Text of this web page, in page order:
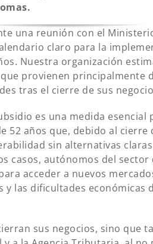
una reunión con el
claro para la
Nuestra organización
provienen principalmente
tras el cierre de sus
es una medida esencial
años que, debido al cierre
sin alternativas
casos, autónomos del
acceder a nuevos
las dificultades económicas
sus negocios, sino que